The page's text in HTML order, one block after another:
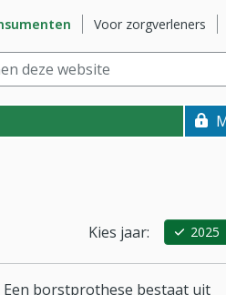
subsite Ga naar subsite
Voor zorgverleners
deze website(min. 2 tekens)
Kies jaar: 2025
borstprothese bestaat uit